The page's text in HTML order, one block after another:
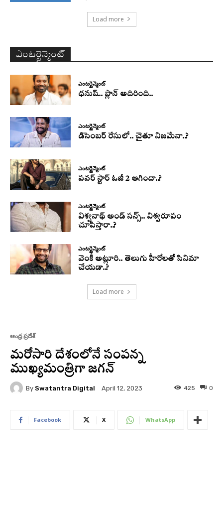
Load more
ఎంటర్టైన్మెంట్
ఎంటర్టైన్మెంట్
ధనుష్‌.. ప్లాన్ అదిరింది..
ఎంటర్టైన్మెంట్
డిసెంబర్ రేసులో.. చైతూ నిజమేనా..?
ఎంటర్టైన్మెంట్
పవర్ స్టార్ ఓజీ 2 ఆగిందా..?
ఎంటర్టైన్మెంట్
విశ్వనాథ్ అండ్ సన్స్.. విశ్వరూపం
చూపిస్తారా..?
ఎంటర్టైన్మెంట్
వెంకీ అట్లూరి.. తెలుగు హీరోలతో సినిమా
చేయడా..?
Load more